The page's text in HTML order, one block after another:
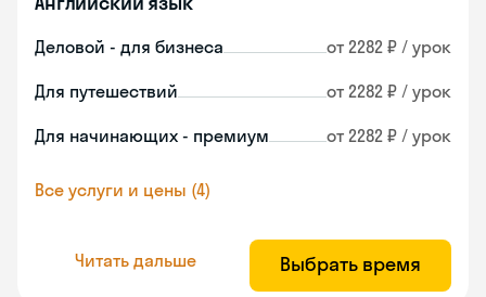
Деловой - для бизнеса от 2282 ₽ / урок
Для путешествий от 2282 ₽ / урок
Для начинающих - премиум от 2282 ₽ / урок
Все услуги и цены (4)
Читать дальше Выбрать время